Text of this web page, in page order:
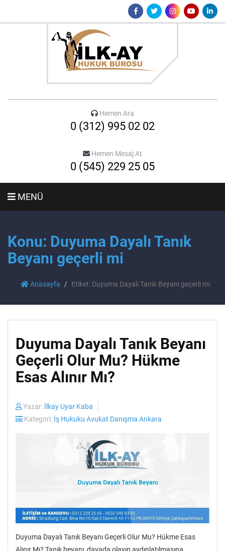
Hemen Ara
0 (312) 995 02 02
Hemen Mesaj At
0 (545) 229 25 05
MENÜ
Konu: Duyuma Dayalı Tanık
Beyanı geçerli mi
Anasayfa Etiket: Duyuma Dayalı Tanık Beyanı geçerli mi
Duyuma Dayalı Tanık Beyanı
Geçerli Olur Mu? Hükme
Esas Alınır Mı?
Yazar: İlkay Uyar Kaba
Kategori: İş Hukuku Avukat Danışma Ankara
Duyuma Dayalı Tanık Beyanı Geçerli Olur Mu? Hükme Esas